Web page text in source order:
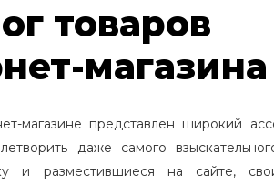
товаров
магазине представлен широкий
даже самого
и разместившиеся на сайте,